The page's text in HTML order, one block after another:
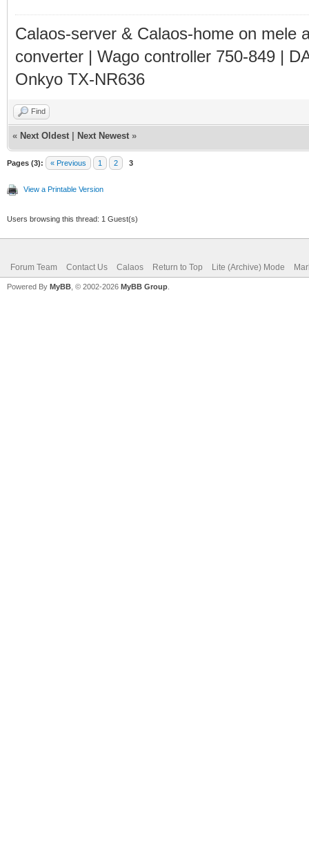
Calaos-server & Calaos-home on mele
converter | Wago controller 750-849 |
Onkyo TX-NR636
Find
« Next Oldest Next Newest »
Pages (3): « Previous 1 2 3
View a Printable Version
Users browsing this thread: 1 Guest(s)
Forum Team Contact Us Calaos Return to Top Lite (Archive) Mode
Powered By MyBB , © 2002-2026 MyBB Group